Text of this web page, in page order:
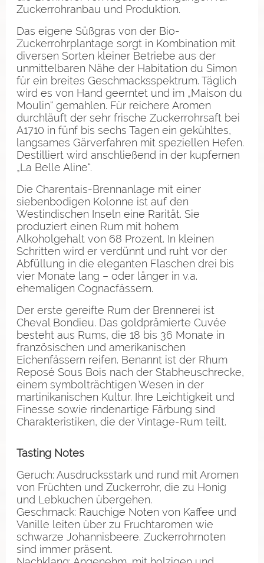
Zuckerrohranbau und Produktion.
Das eigene Süßgras von der Bio-
Zuckerrohrplantage sorgt in Kombination mit
diversen Sorten kleiner Betriebe aus der
unmittelbaren Nähe der Habitation du Simon
für ein breites Geschmacksspektrum. Täglich
wird es von Hand geerntet und im „Maison du
Moulin“ gemahlen. Für reichere Aromen
durchläuft der sehr frische Zuckerrohrsaft bei
A1710 in fünf bis sechs Tagen ein gekühltes,
langsames Gärverfahren mit speziellen Hefen.
Destilliert wird anschließend in der kupfernen
„La Belle Aline“.
Die Charentais-Brennanlage mit einer
siebenbodigen Kolonne ist auf den
Westindischen Inseln eine Rarität. Sie
produziert einen Rum mit hohem
Alkoholgehalt von 68 Prozent. In kleinen
Schritten wird er verdünnt und ruht vor der
Abfüllung in die eleganten Flaschen drei bis
vier Monate lang – oder länger in v.a.
ehemaligen Cognacfässern.
Der erste gereifte Rum der Brennerei ist
Cheval Bondieu. Das goldprämierte Cuvée
besteht aus Rums, die 18 bis 36 Monate in
französischen und amerikanischen
Eichenfässern reifen. Benannt ist der Rhum
Reposé Sous Bois nach der Stabheuschrecke,
einem symbolträchtigen Wesen in der
martinikanischen Kultur. Ihre Leichtigkeit und
Finesse sowie rindenartige Färbung sind
Charakteristiken, die der Vintage-Rum teilt.
Tasting Notes
Geruch: Ausdrucksstark und rund mit Aromen
von Früchten und Zuckerrohr, die zu Honig
und Lebkuchen übergehen.
Geschmack: Rauchige Noten von Kaffee und
Vanille leiten über zu Fruchtaromen wie
schwarze Johannisbeere. Zuckerrohrnoten
sind immer präsent.